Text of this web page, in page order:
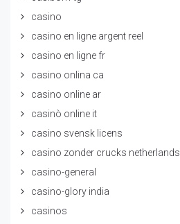
casino
casino en ligne argent reel
casino en ligne fr
casino onlina ca
casino online ar
casinò online it
casino svensk licens
casino zonder crucks netherlands
casino-general
casino-glory india
casinos